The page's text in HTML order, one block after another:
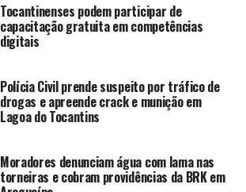
Tocantinenses podem participar de
capacitação gratuita em competências
digitais
Polícia Civil prende suspeito por tráfico de
drogas e apreende crack e munição em
Lagoa do Tocantins
Moradores denunciam água com lama nas
torneiras e cobram providências da BRK em